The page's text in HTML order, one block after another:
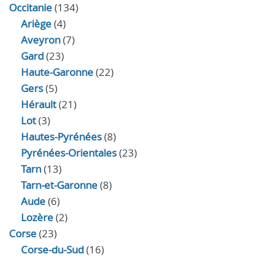
Occitanie(134)
Ariège(4)
Aveyron(7)
Gard(23)
Haute-Garonne(22)
Gers(5)
Hérault(21)
Lot(3)
Hautes-Pyrénées(8)
Pyrénées-Orientales(23)
Tarn(13)
Tarn-et-Garonne(8)
Aude(6)
Lozère(2)
Corse(23)
Corse-du-Sud(16)